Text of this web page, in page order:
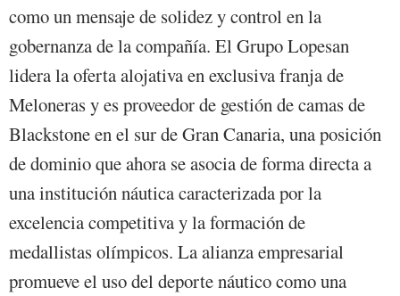
como un mensaje de solidez y control en la
gobernanza de la compañía. El Grupo Lopesan
lidera la oferta alojativa en exclusiva franja de
Meloneras y es proveedor de gestión de camas de
Blackstone en el sur de Gran Canaria, una posición
de dominio que ahora se asocia de forma directa a
una institución náutica caracterizada por la
excelencia competitiva y la formación de
medallistas olímpicos. La alianza empresarial
promueve el uso del deporte náutico como una